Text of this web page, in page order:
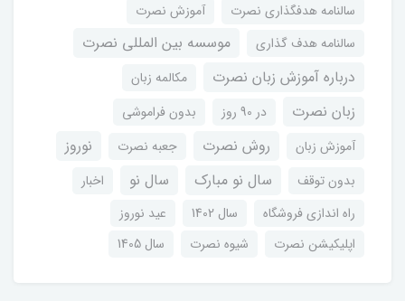
سالنامه هدفگذاری نصرت
آموزش نصرت
سالنامه هدف گذاری
موسسه بین المللی نصرت
درباره آموزش زبان نصرت
مکالمه زبان
زبان نصرت در 90 روز
بدون فراموشی
آموزش زبان
روش نصرت جعبه نصرت نوروز
بدون توقف سال نو مبارک سال نو
اخبار
راه اندازی فروشگاه
سال 1402
عید نوروز
اپلیکیشن نصرت
شیوه نصرت سال 1405